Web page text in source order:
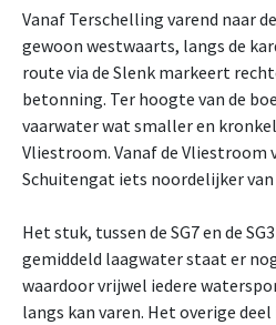
Vanaf Terschelling varend naar
gewoon westwaarts, langs de
route via de Slenk markeert
betonning. Ter hoogte van de
vaarwater wat smaller en
Vliestroom. Vanaf de Vliestroom
Schuitengat iets noordelijker van
Het stuk, tussen de SG7 en de
gemiddeld laagwater staat er
waardoor vrijwel iedere
langs kan varen. Het overige